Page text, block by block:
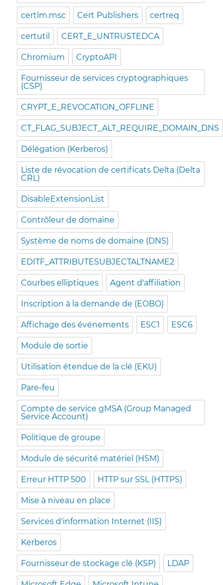
certlm.msc Cert Publishers certreq
certutil CERT_E_UNTRUSTEDCA
Chromium CryptoAPI
Fournisseur de services cryptographiques
(CSP)
CRYPT_E_REVOCATION_OFFLINE
CT_FLAG_SUBJECT_ALT_REQUIRE_DOMAIN_DNS
Délégation (Kerberos)
Liste de révocation de certificats Delta (Delta
CRL)
DisableExtensionList
Contrôleur de domaine
Système de noms de domaine (DNS)
EDITF_ATTRIBUTESUBJECTALTNAME2
Courbes elliptiques Agent d'affiliation
Inscription à la demande de (EOBO)
Affichage des événements ESC1 ESC6
Module de sortie
Utilisation étendue de la clé (EKU)
Pare-feu
Compte de service gMSA (Group Managed
Service Account)
Politique de groupe
Module de sécurité matériel (HSM)
Erreur HTTP 500 HTTP sur SSL (HTTPS)
Mise à niveau en place
Services d'information Internet (IIS)
Kerberos
Fournisseur de stockage clé (KSP) LDAP